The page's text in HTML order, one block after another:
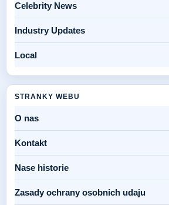
Celebrity News
Industry Updates
Local
STRANKY WEBU
O nas
Kontakt
Nase historie
Zasady ochrany osobnich udaju